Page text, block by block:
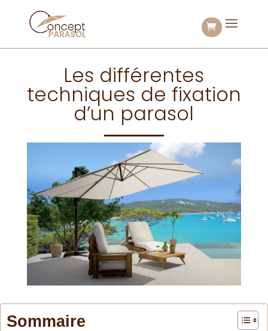
Les différentes
techniques de fixation
d’un parasol
Sommaire